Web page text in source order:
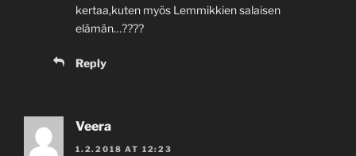
kertaa,kuten myös Lemmikkien salaisen
elämän…????
Reply
Veera
1.2.2018 AT 12:23